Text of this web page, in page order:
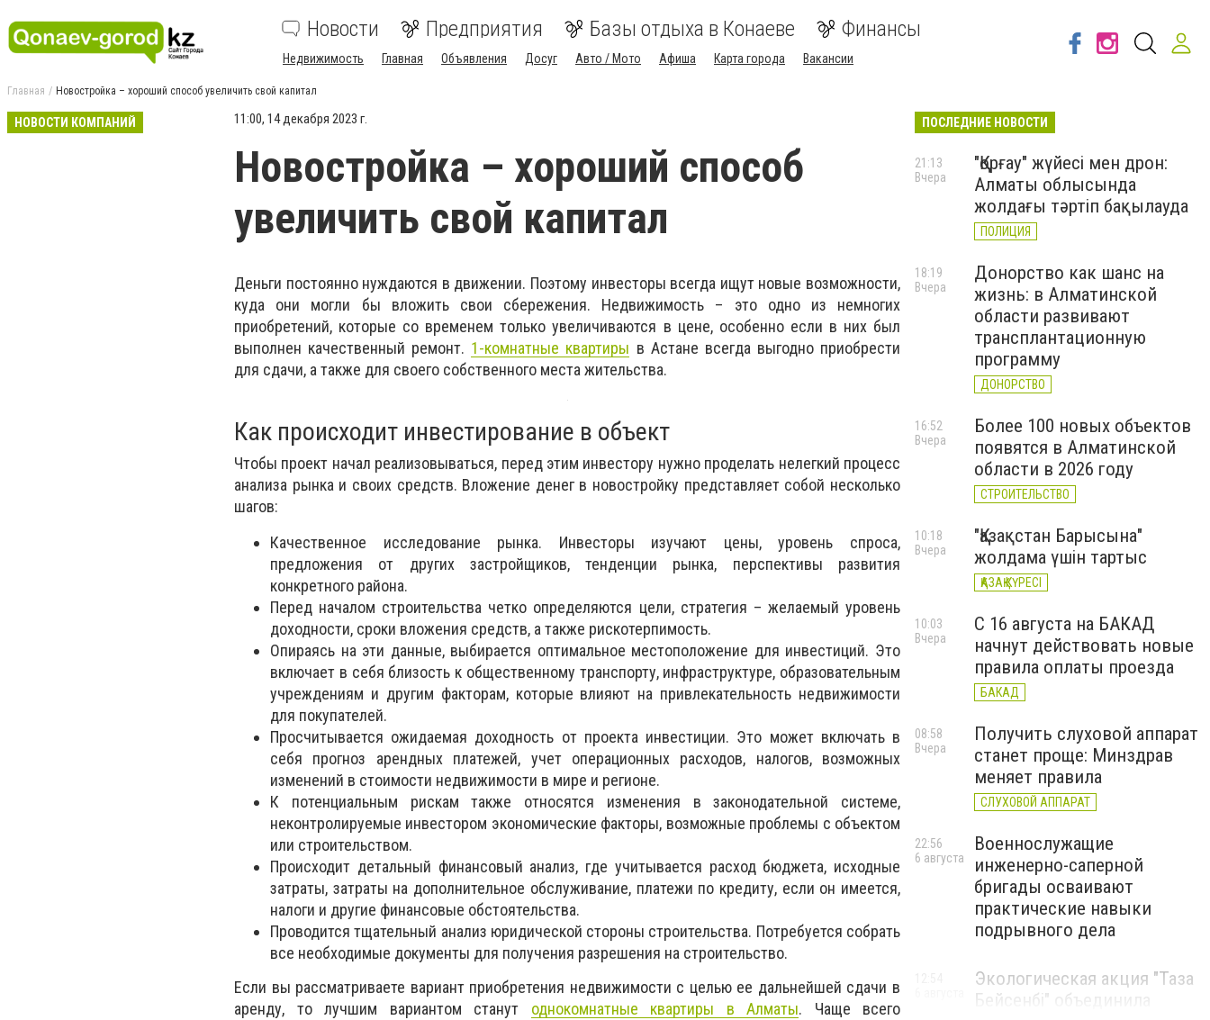
Новости Предприятия Базы отдыха в Конаеве Финансы
Недвижимость Главная Объявления Досуг Авто / Мото Афиша Карта города Вакансии
Главная Новостройка – хороший способ увеличить свой капитал
НОВОСТИ КОМПАНИЙ 11:00, 14 декабря 2023 г.
Новостройка – хороший способ
увеличить свой капитал
Деньги постоянно нуждаются в движении. Поэтому инвесторы всегда ищут новые возможности,
куда они могли бы вложить свои сбережения. Недвижимость – это одно из немногих
приобретений, которые со временем только увеличиваются в цене, особенно если в них был
выполнен качественный ремонт. 1-комнатные квартиры в Астане всегда выгодно приобрести
для сдачи, а также для своего собственного места жительства.
Как происходит инвестирование в объект
Чтобы проект начал реализовываться, перед этим инвестору нужно проделать нелегкий процесс
анализа рынка и своих средств. Вложение денег в новостройку представляет собой несколько
шагов:
Качественное исследование рынка. Инвесторы изучают цены, уровень спроса,
предложения от других застройщиков, тенденции рынка, перспективы развития
конкретного района.
Перед началом строительства четко определяются цели, стратегия – желаемый уровень
доходности, сроки вложения средств, а также рискотерпимость.
Опираясь на эти данные, выбирается оптимальное местоположение для инвестиций. Это
включает в себя близость к общественному транспорту, инфраструктуре, образовательным
учреждениям и другим факторам, которые влияют на привлекательность недвижимости
для покупателей.
Просчитывается ожидаемая доходность от проекта инвестиции. Это может включать в
себя прогноз арендных платежей, учет операционных расходов, налогов, возможных
изменений в стоимости недвижимости в мире и регионе.
К потенциальным рискам также относятся изменения в законодательной системе,
неконтролируемые инвестором экономические факторы, возможные проблемы с объектом
или строительством.
Происходит детальный финансовый анализ, где учитывается расход бюджета, исходные
затраты, затраты на дополнительное обслуживание, платежи по кредиту, если он имеется,
налоги и другие финансовые обстоятельства.
Проводится тщательный анализ юридической стороны строительства. Потребуется собрать
все необходимые документы для получения разрешения на строительство.
Если вы рассматриваете вариант приобретения недвижимости с целью ее дальнейшей сдачи в
аренду, то лучшим вариантом станут однокомнатные квартиры в Алматы. Чаще всего
ПОСЛЕДНИЕ НОВОСТИ
"Қорғау" жүйесі мен дрон:
Алматы облысында
жолдағы тәртіп бақылауда
ПОЛИЦИЯ
21:13
Вчера
Донорство как шанс на
жизнь: в Алматинской
области развивают
трансплантационную
программу
ДОНОРСТВО
18:19
Вчера
Более 100 новых объектов
появятся в Алматинской
области в 2026 году
СТРОИТЕЛЬСТВО
16:52
Вчера
"Қазақстан Барысына"
жолдама үшін тартыс
ҚАЗАҚ КҮРЕСІ
10:18
Вчера
С 16 августа на БАКАД
начнут действовать новые
правила оплаты проезда
БАКАД
10:03
Вчера
Получить слуховой аппарат
станет проще: Минздрав
меняет правила
СЛУХОВОЙ АППАРАТ
08:58
Вчера
Военнослужащие
инженерно-саперной
бригады осваивают
практические навыки
подрывного дела
22:56
6 августа
Экологическая акция "Таза
Бейсенбі" объединила